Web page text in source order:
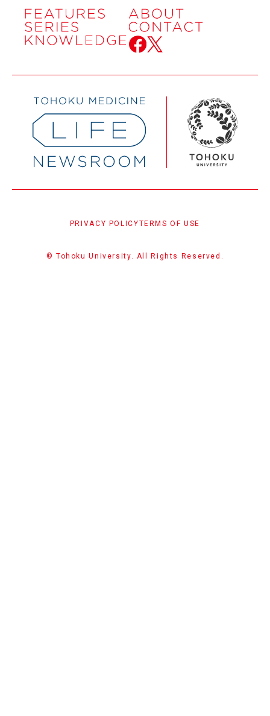
PRIVACY POLICYTERMS OF USE
© Tohoku University. All Rights Reserved.